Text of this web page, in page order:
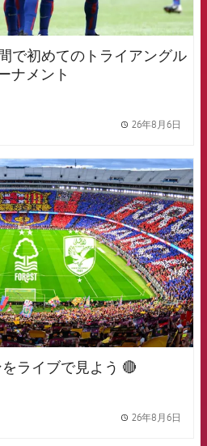
で初めてのトライアングル
ナメント
26年8月6日
FCB Barcelona badge
ライブで見よう 🔴
26年8月6日